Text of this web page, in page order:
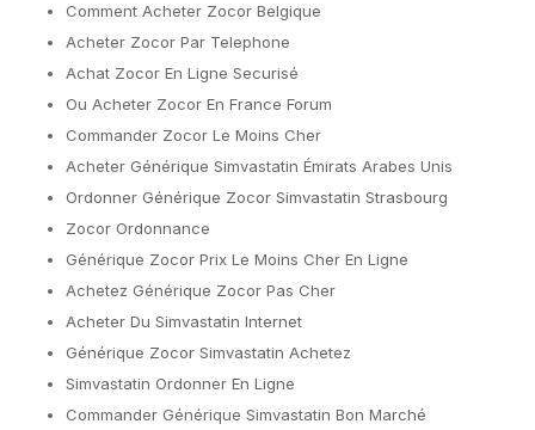
Comment Acheter Zocor Belgique
Acheter Zocor Par Telephone
Achat Zocor En Ligne Securisé
Ou Acheter Zocor En France Forum
Commander Zocor Le Moins Cher
Acheter Générique Simvastatin Émirats Arabes Unis
Ordonner Générique Zocor Simvastatin Strasbourg
Zocor Ordonnance
Générique Zocor Prix Le Moins Cher En Ligne
Achetez Générique Zocor Pas Cher
Acheter Du Simvastatin Internet
Générique Zocor Simvastatin Achetez
Simvastatin Ordonner En Ligne
Commander Générique Simvastatin Bon Marché